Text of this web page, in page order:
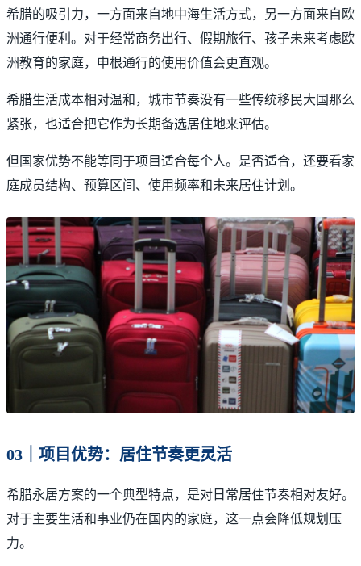
希腊的吸引力，一方面来自地中海生活方式，另一方面来自欧
洲通行便利。对于经常商务出行、假期旅行、孩子未来考虑欧
洲教育的家庭，申根通行的使用价值会更直观。
希腊生活成本相对温和，城市节奏没有一些传统移民大国那么
紧张，也适合把它作为长期备选居住地来评估。
但国家优势不能等同于项目适合每个人。是否适合，还要看家
庭成员结构、预算区间、使用频率和未来居住计划。
03｜项目优势：居住节奏更灵活
希腊永居方案的一个典型特点，是对日常居住节奏相对友好。
对于主要生活和事业仍在国内的家庭，这一点会降低规划压
力。